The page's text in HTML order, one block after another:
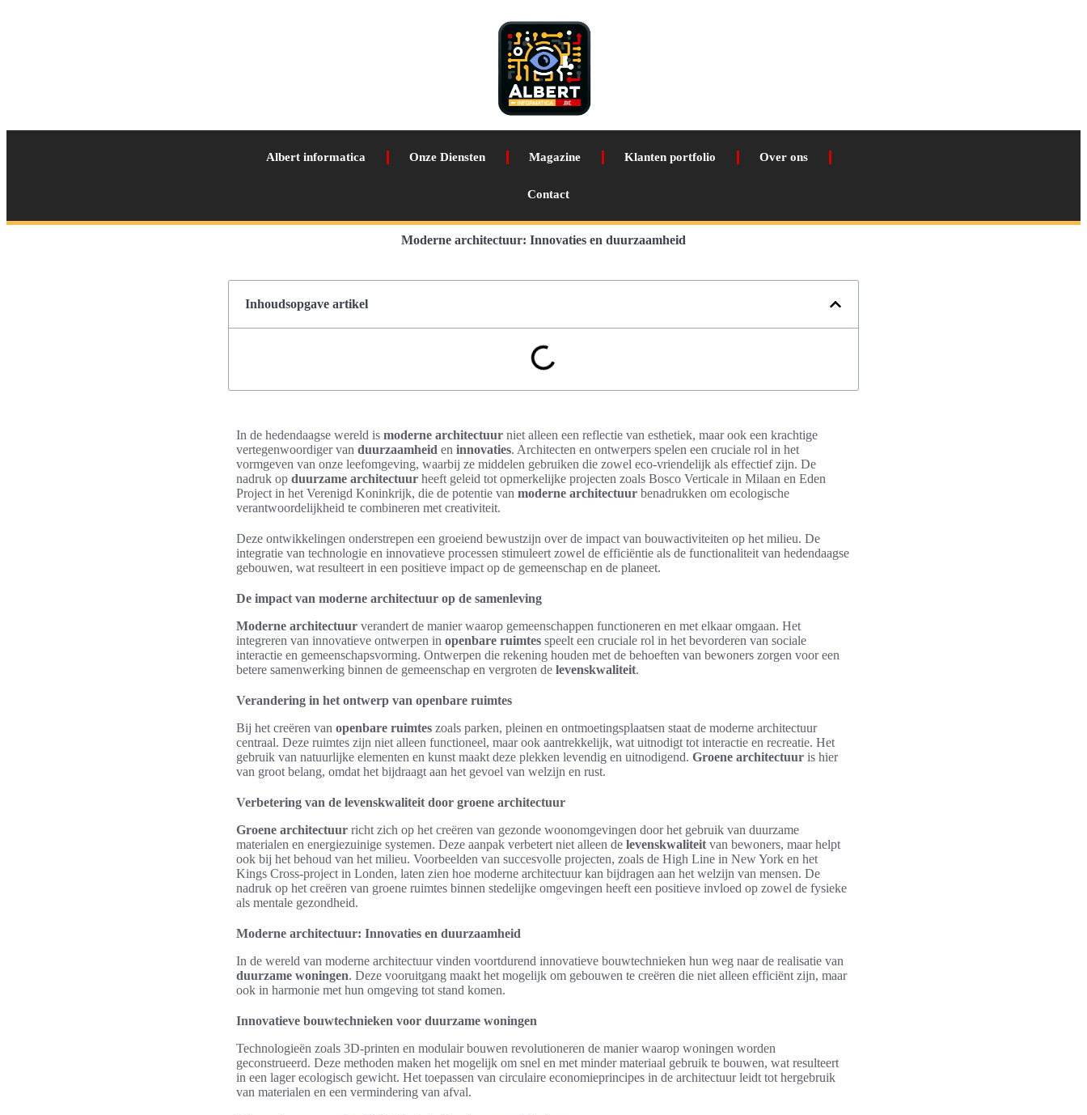
Albert informatica Onze Diensten Magazine Klanten portfolio Over ons
Contact
Moderne architectuur: Innovaties en duurzaamheid
Inhoudsopgave artikel
In de hedendaagse wereld is moderne architectuur niet alleen een reflectie van esthetiek, maar ook een krachtige
vertegenwoordiger van duurzaamheid en innovaties. Architecten en ontwerpers spelen een cruciale rol in het
vormgeven van onze leefomgeving, waarbij ze middelen gebruiken die zowel eco-vriendelijk als effectief zijn. De
nadruk op duurzame architectuur heeft geleid tot opmerkelijke projecten zoals Bosco Verticale in Milaan en Eden
Project in het Verenigd Koninkrijk, die de potentie van moderne architectuur benadrukken om ecologische
verantwoordelijkheid te combineren met creativiteit.
Deze ontwikkelingen onderstrepen een groeiend bewustzijn over de impact van bouwactiviteiten op het milieu. De
integratie van technologie en innovatieve processen stimuleert zowel de efficiëntie als de functionaliteit van hedendaagse
gebouwen, wat resulteert in een positieve impact op de gemeenschap en de planeet.
De impact van moderne architectuur op de samenleving
Moderne architectuur verandert de manier waarop gemeenschappen functioneren en met elkaar omgaan. Het
integreren van innovatieve ontwerpen in openbare ruimtes speelt een cruciale rol in het bevorderen van sociale
interactie en gemeenschapsvorming. Ontwerpen die rekening houden met de behoeften van bewoners zorgen voor een
betere samenwerking binnen de gemeenschap en vergroten de levenskwaliteit.
Verandering in het ontwerp van openbare ruimtes
Bij het creëren van openbare ruimtes zoals parken, pleinen en ontmoetingsplaatsen staat de moderne architectuur
centraal. Deze ruimtes zijn niet alleen functioneel, maar ook aantrekkelijk, wat uitnodigt tot interactie en recreatie. Het
gebruik van natuurlijke elementen en kunst maakt deze plekken levendig en uitnodigend. Groene architectuur is hier
van groot belang, omdat het bijdraagt aan het gevoel van welzijn en rust.
Verbetering van de levenskwaliteit door groene architectuur
Groene architectuur richt zich op het creëren van gezonde woonomgevingen door het gebruik van duurzame
materialen en energiezuinige systemen. Deze aanpak verbetert niet alleen de levenskwaliteit van bewoners, maar helpt
ook bij het behoud van het milieu. Voorbeelden van succesvolle projecten, zoals de High Line in New York en het
Kings Cross-project in Londen, laten zien hoe moderne architectuur kan bijdragen aan het welzijn van mensen. De
nadruk op het creëren van groene ruimtes binnen stedelijke omgevingen heeft een positieve invloed op zowel de fysieke
als mentale gezondheid.
Moderne architectuur: Innovaties en duurzaamheid
In de wereld van moderne architectuur vinden voortdurend innovatieve bouwtechnieken hun weg naar de realisatie van
duurzame woningen. Deze vooruitgang maakt het mogelijk om gebouwen te creëren die niet alleen efficiënt zijn, maar
ook in harmonie met hun omgeving tot stand komen.
Innovatieve bouwtechnieken voor duurzame woningen
Technologieën zoals 3D-printen en modulair bouwen revolutioneren de manier waarop woningen worden
geconstrueerd. Deze methoden maken het mogelijk om snel en met minder materiaal gebruik te bouwen, wat resulteert
in een lager ecologisch gewicht. Het toepassen van circulaire economieprincipes in de architectuur leidt tot hergebruik
van materialen en een vermindering van afval.